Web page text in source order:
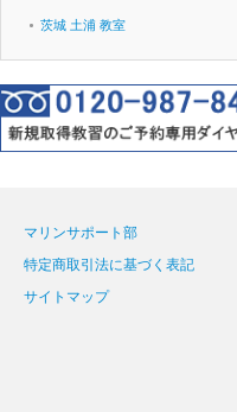
茨城 土浦 教室
マリンサポート部
特定商取引法に基づく表記
サイトマップ